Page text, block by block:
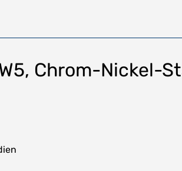
Chrom-Nickel-